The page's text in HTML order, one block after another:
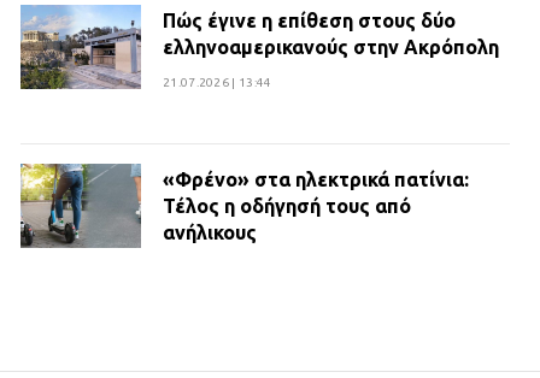
Πώς έγινε η επίθεση στους δύο
ελληνοαμερικανούς στην Ακρόπολη
21.07.2026 | 13:44
«Φρένο» στα ηλεκτρικά πατίνια:
Τέλος η οδήγησή τους από
ανήλικους